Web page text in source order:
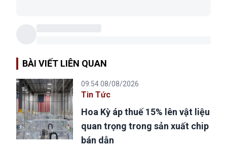
BÀI VIẾT LIÊN QUAN
09:54 08/08/2026
Tin Tức
Hoa Kỳ áp thuế 15% lên vật liệu
quan trọng trong sản xuất chip
bán dẫn